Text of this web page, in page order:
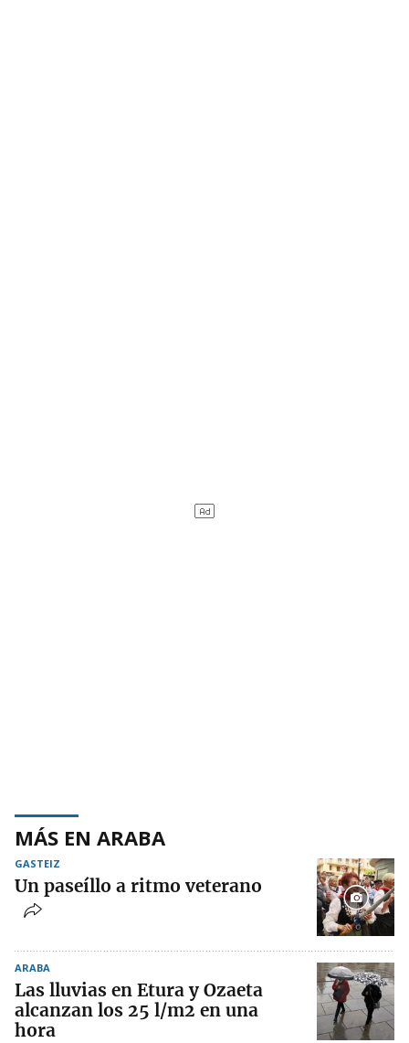
MÁS EN ARABA
GASTEIZ
Un paseíllo a ritmo veterano
ARABA
Las lluvias en Etura y Ozaeta
alcanzan los 25 l/m2 en una
hora